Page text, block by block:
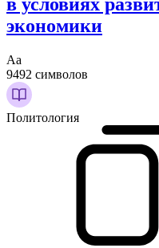
в условиях
экономики
Аа
9492 символов
Политология